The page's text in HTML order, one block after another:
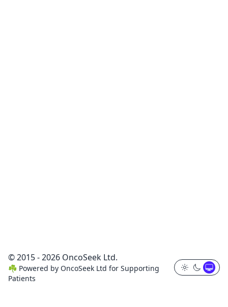
© 2015 - 2026 OncoSeek Ltd.
☘️ Powered by OncoSeek Ltd for Supporting
Patients